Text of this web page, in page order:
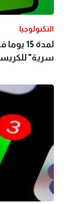
التكنولوجيا
لمدة
سرية"